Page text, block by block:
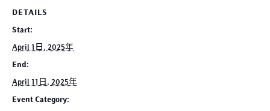
DETAILS
Start:
April 1日, 2025年
End:
April 11日, 2025年
Event Category: